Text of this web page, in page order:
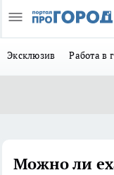
Эксклюзив Работа в
Можно ли